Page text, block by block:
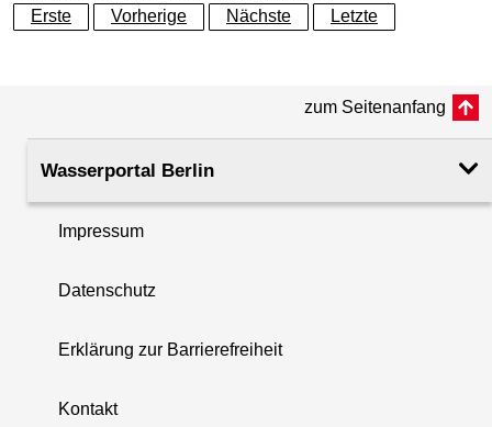
+
Erste
Vorherige Nächste Letzte
zum Seitenanfang
Wasserportal Berlin
Impressum
Datenschutz
Erklärung zur Barrierefreiheit
Kontakt